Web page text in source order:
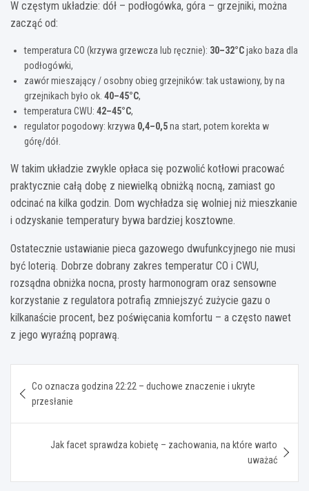
W częstym układzie: dół – podłogówka, góra – grzejniki, można
zacząć od:
temperatura CO (krzywa grzewcza lub ręcznie): 30–32°Cjako baza dla
podłogówki,
zawór mieszający / osobny obieg grzejników: tak ustawiony, by na
grzejnikach było ok. 40–45°C,
temperatura CWU: 42–45°C,
regulator pogodowy: krzywa 0,4–0,5na start, potem korekta w
górę/dół.
W takim układzie zwykle opłaca się pozwolić kotłowi pracować
praktycznie całą dobę z niewielką obniżką nocną, zamiast go
odcinać na kilka godzin. Dom wychładza się wolniej niż mieszkanie
i odzyskanie temperatury bywa bardziej kosztowne.
Ostatecznie ustawianie pieca gazowego dwufunkcyjnego nie musi
być loterią. Dobrze dobrany zakres temperatur CO i CWU,
rozsądna obniżka nocna, prosty harmonogram oraz sensowne
korzystanie z regulatora potrafią zmniejszyć zużycie gazu o
kilkanaście procent, bez poświęcania komfortu – a często nawet
z jego wyraźną poprawą.
wpisu
Co oznacza godzina 22:22 – duchowe znaczenie i ukryte
przesłanie
Jak facet sprawdza kobietę – zachowania, na które warto
uważać